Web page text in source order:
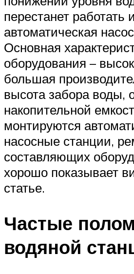
перестанет работать
автоматическая
Основная
оборудования –
большая
высота забора воды,
накопительной
монтируются
насосные станции,
составляющих
хорошо показывает
статье.
Частые
водяной